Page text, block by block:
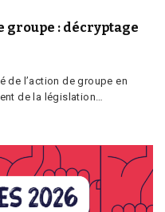
groupe : décryptage
de l’action de groupe en
de la législation…